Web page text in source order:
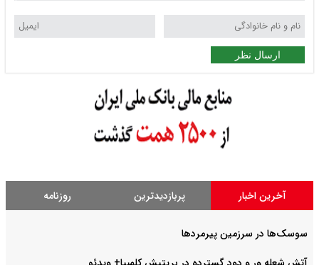
ارسال نظر
آخرین اخبار پربازدیدترین روزنامه
سوسک‌ها در سرزمین پیرمردها